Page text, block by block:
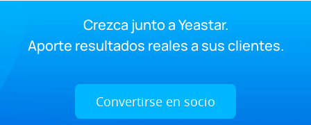
Crezca junto a Yeastar.
Aporte resultados reales a sus clientes.
Convertirse en socio